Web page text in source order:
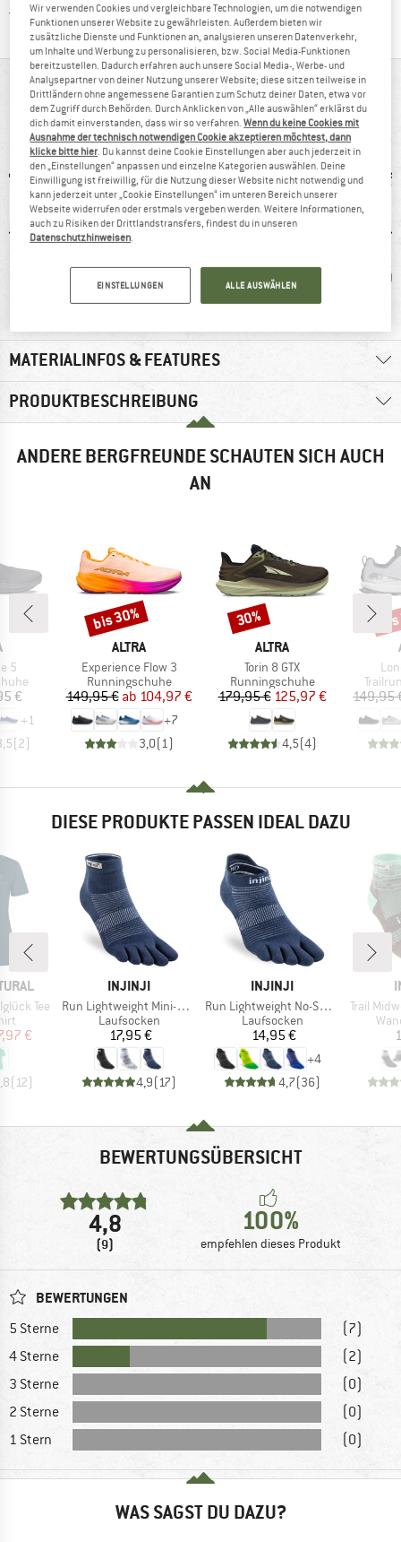
Trusted Shops KäuferschutzFinde alle Infos hier!
AUF EINEN BLICK
Komfortabler Laufschuh für festen Untergrund
100%
Weiterempfehlung
Synthetik
MATERIALINFOS & FEATURES
PRODUKTBESCHREIBUNG
ANDERE BERGFREUNDE SCHAUTEN SICH AUCH
AN
5
€
+1
(2)
MARKE
ALTRA
Artikel
Experience Flow 3
Produktgruppe
Runningschuhe
Preis
149,95 € reduzierter Preis
ab 104,97 €
+7
3,0( 1)
Rabatt
bis 30%
MARKE
ALTRA
Artikel
Torin 8 GTX
Produktgruppe
Runningschuhe
Preis
179,95 €reduzierter Preis
125,97 €
4,5(4)
Rabatt
30%
149,95
DIESE PRODUKTE PASSEN IDEAL DAZU
Tee
Preis
€
(12)
MARKE
INJINJI
Artikel
Run Lightweight Mini-Crew
Produktgruppe
Laufsocken
Preis
17,95 €
4,9(17)
MARKE
INJINJI
Artikel
Run Lightweight No-Show
Produktgruppe
Laufsocken
Preis
14,95 €
+4
4,7(36)
Artikel
Trail
BEWERTUNGSÜBERSICHT
4,8
(9)
100%
empfehlen dieses Produkt
BEWERTUNGEN
5 Sterne
(7)
4 Sterne
(2)
3 Sterne
(0)
2 Sterne
(0)
1 Stern
(0)
WAS SAGST DU DAZU?
Wir verwenden Cookies und vergleichbare Technologien, um die notwendigen
Funktionen unserer Website zu gewährleisten. Außerdem bieten wir
zusätzliche Dienste und Funktionen an, analysieren unseren Datenverkehr,
um Inhalte und Werbung zu personalisieren, bzw. Social Media-Funktionen
bereitzustellen. Dadurch erfahren auch unsere Social Media-, Werbe- und
Analysepartner von deiner Nutzung unserer Website; diese sitzen teilweise in
Drittländern ohne angemessene Garantien zum Schutz deiner Daten, etwa vor
dem Zugriff durch Behörden. Durch Anklicken von „Alle auswählen“ erklärst du
dich damit einverstanden, dass wir so verfahren.Wenn du keine Cookies mit
Ausnahme der technisch notwendigen Cookie akzeptieren möchtest, dann
klicke bitte hier . Du kannst deine Cookie Einstellungen aber auch jederzeit in
den „Einstellungen“ anpassen und einzelne Kategorien auswählen. Deine
Einwilligung ist freiwillig, für die Nutzung dieser Website nicht notwendig und
kann jederzeit unter „Cookie Einstellungen“ im unteren Bereich unserer
Webseite widerrufen oder erstmals vergeben werden. Weitere Informationen,
auch zu Risiken der Drittlandstransfers, findest du in unseren
Datenschutzhinweisen
EINSTELLUNGEN ALLE AUSWÄHLEN